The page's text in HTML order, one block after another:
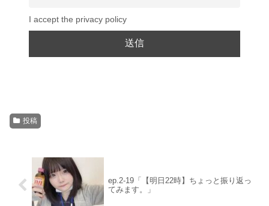
I accept the privacy policy
投稿
ep.2-19「【明日22時】ちょっと振り返っ
てみます。」